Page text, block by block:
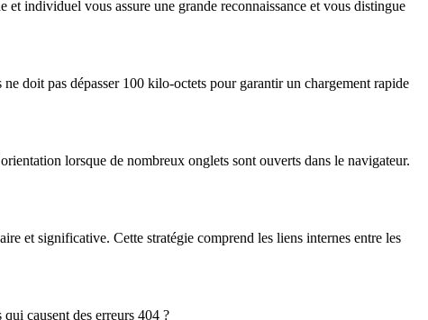
individuel vous assure une grande reconnaissance et vous distingue
doit pas dépasser 100 kilo-octets pour garantir un chargement rapide
lorsque de nombreux onglets sont ouverts dans le navigateur.
et significative. Cette stratégie comprend les liens internes entre les
causent des erreurs 404 ?